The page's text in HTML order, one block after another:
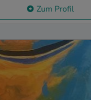
Zum Profil